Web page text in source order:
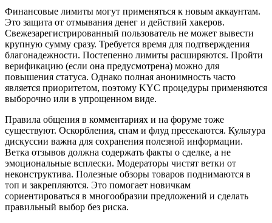
Финансовые лимиты могут применяться к новым аккаунтам.
Это защита от отмывания денег и действий хакеров.
Свежезарегистрированный пользователь не может вывести
крупную сумму сразу. Требуется время для подтверждения
благонадежности. Постепенно лимиты расширяются. Пройти
верификацию (если она предусмотрена) можно для
повышения статуса. Однако полная анонимность часто
является приоритетом, поэтому KYC процедуры применяются
выборочно или в упрощенном виде.
Правила общения в комментариях и на форуме тоже
существуют. Оскорбления, спам и флуд пресекаются. Культура
дискуссии важна для сохранения полезной информации.
Ветка отзывов должна содержать факты о сделке, а не
эмоциональные всплески. Модераторы чистят ветки от
неконструктива. Полезные обзоры товаров поднимаются в
топ и закрепляются. Это помогает новичкам
сориентироваться в многообразии предложений и сделать
правильный выбор без риска.